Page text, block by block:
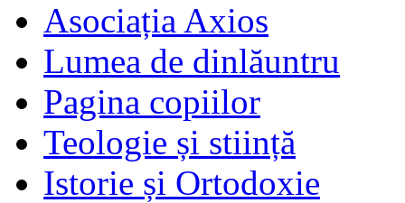
Asociația Axios
Lumea de dinlăuntru
Pagina copiilor
Teologie și stiință
Istorie și Ortodoxie